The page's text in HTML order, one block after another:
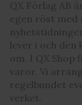
QX Förlag AB
egen röst med
lever i och den
om. I QX
varor. Vi
regelbundet
verket.